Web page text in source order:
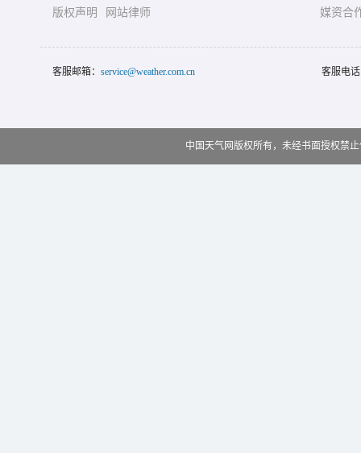
版权声明
网站律师
媒资合
客服邮箱： service@weather.com.cn 客服电
中国天气网版权所有，未经书面授权